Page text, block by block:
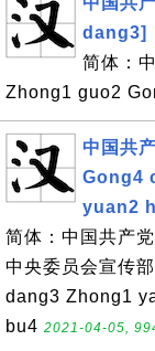
dang3]
简体：
Zhong1 guo2
中国共
Gong4
yuan2
简体：中国共产
中央委员会宣传
dang3 Zhong1
bu4 2021-04-05,